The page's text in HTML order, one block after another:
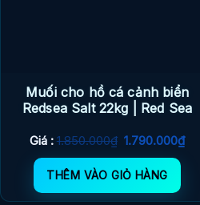
Muối cho hồ cá cảnh biển
Redsea Salt 22kg | Red Sea
Giá : 1.850.000₫ Giá
1.850.000₫.
1.790.000₫Giá
hiện
THÊM VÀO GIỎ HÀNG